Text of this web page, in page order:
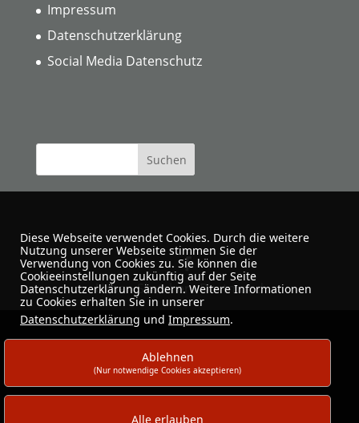
Impressum
Datenschutzerklärung
Social Media Datenschutz
Urban Sketchers Dortmund
Diese Webseite verwendet Cookies. Durch die weitere
Nutzung unserer Webseite stimmen Sie der
Verwendung von Cookies zu. Sie können die
Cookieeinstellungen zukünftig auf der Seite
Datenschutzerklärung ändern. Weitere Informationen
zu Cookies erhalten Sie in unserer
Datenschutzerklärung und Impressum.
Ablehnen
(Nur notwendige Cookies akzeptieren)
Alle erlauben